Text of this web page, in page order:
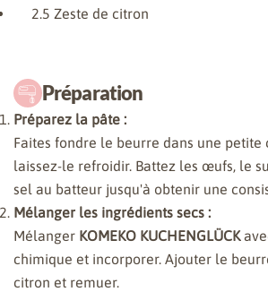
2.5 Zeste de citron
Préparation
Préparez la pâte :
Faites fondre le beurre dans une petite
laissez-le refroidir. Battez les œufs, le
sel au batteur jusqu'à obtenir une
Mélanger les ingrédients secs :
Mélanger KOMEKO KUCHENGLÜCK
chimique et incorporer. Ajouter le
citron et remuer.